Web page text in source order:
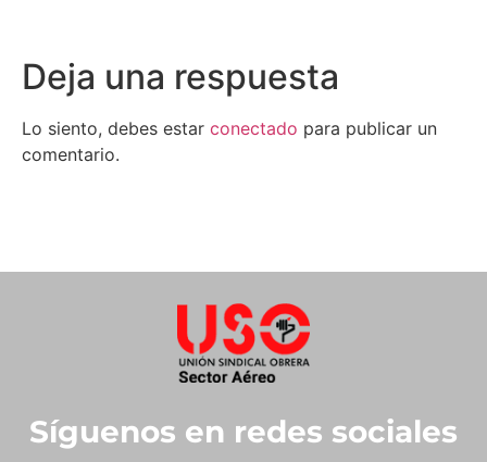
Deja una respuesta
Lo siento, debes estar conectado para publicar un
comentario.
Síguenos en redes sociales